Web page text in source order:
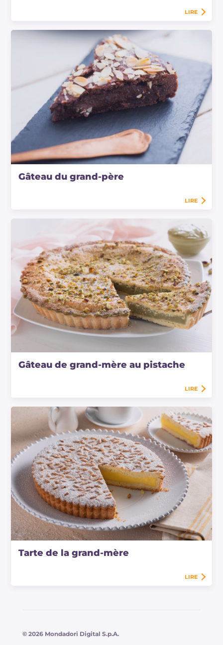
LIRE
Gâteau du grand-père
LIRE
Gâteau de grand-mère au pistache
LIRE
Tarte de la grand-mère
LIRE
© 2026 Mondadori Digital S.p.A.